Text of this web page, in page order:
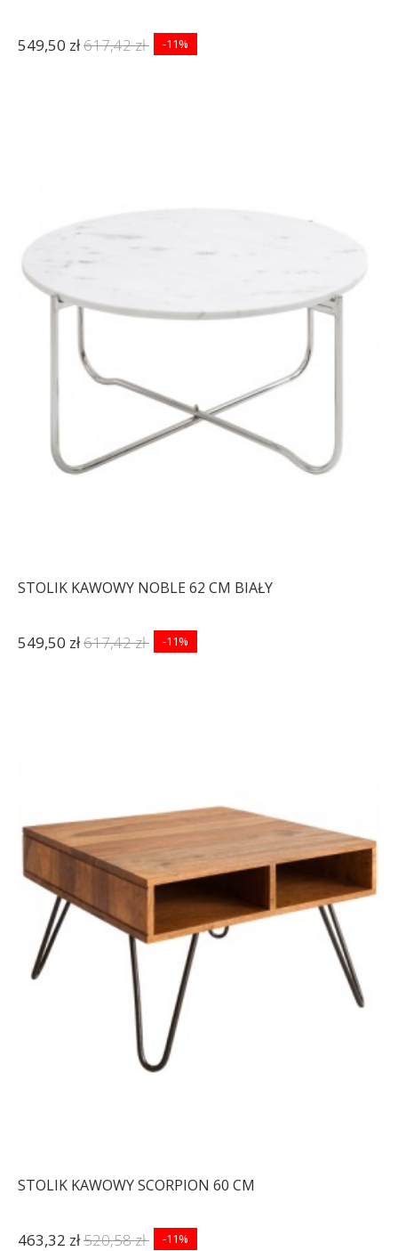
549,50 zł617,42 zł -11%
STOLIK KAWOWY NOBLE 62 CM BIAŁY
549,50 zł617,42 zł -11%
STOLIK KAWOWY SCORPION 60 CM
463,32 zł520,58 zł -11%